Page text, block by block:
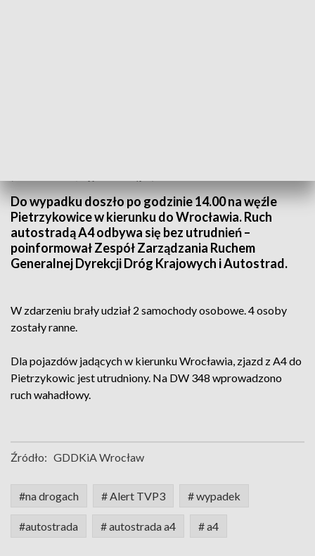
Do wypadku doszło po godzinie 14.00 na węźle
Pietrzykowice w kierunku do Wrocławia. Ruch
autostradą A4 odbywa się bez utrudnień –
poinformował Zespół Zarządzania Ruchem
Generalnej Dyrekcji Dróg Krajowych i Autostrad.
W zdarzeniu brały udział 2 samochody osobowe. 4 osoby
zostały ranne.
Dla pojazdów jadących w kierunku Wrocławia, zjazd z A4 do
Pietrzykowic jest utrudniony. Na DW 348 wprowadzono
ruch wahadłowy.
Źródło: GDDKiA Wrocław
#na drogach # Alert TVP3 # wypadek
#autostrada # autostrada a4 # a4